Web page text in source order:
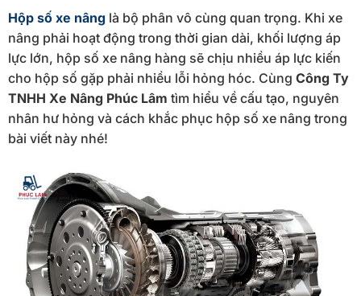
Hộp số xe nâng là bộ phân vô cùng quan trọng. Khi xe
nâng phải hoạt động trong thời gian dài, khối lượng áp
lực lớn, hộp số xe nâng hàng sẽ chịu nhiều áp lực kiến
cho hộp số gặp phải nhiều lỗi hỏng hóc. Cùng Công Ty
TNHH Xe Nâng Phúc Lâm tìm hiểu về cấu tạo, nguyên
nhân hư hỏng và cách khắc phục hộp số xe nâng trong
bài viết này nhé!